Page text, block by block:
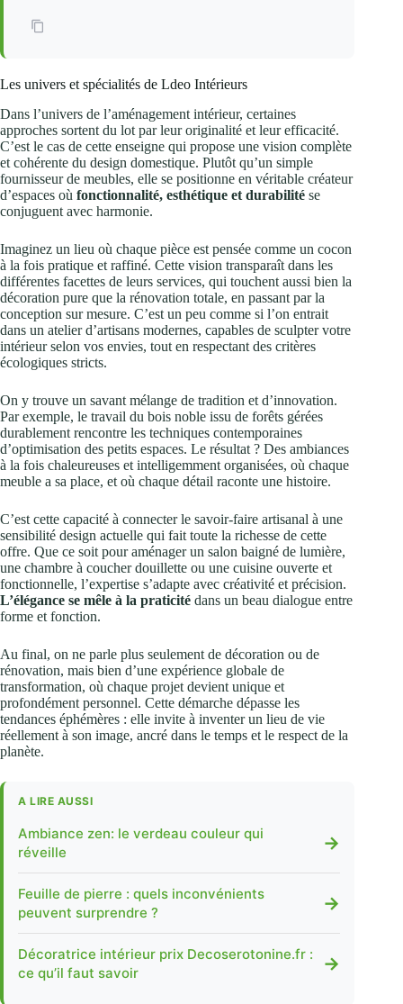
Les univers et spécialités de Ldeo Intérieurs
Dans l’univers de l’aménagement intérieur, certaines
approches sortent du lot par leur originalité et leur efficacité.
C’est le cas de cette enseigne qui propose une vision complète
et cohérente du design domestique. Plutôt qu’un simple
fournisseur de meubles, elle se positionne en véritable créateur
d’espaces où fonctionnalité, esthétique et durabilité se
conjuguent avec harmonie.
Imaginez un lieu où chaque pièce est pensée comme un cocon
à la fois pratique et raffiné. Cette vision transparaît dans les
différentes facettes de leurs services, qui touchent aussi bien la
décoration pure que la rénovation totale, en passant par la
conception sur mesure. C’est un peu comme si l’on entrait
dans un atelier d’artisans modernes, capables de sculpter votre
intérieur selon vos envies, tout en respectant des critères
écologiques stricts.
On y trouve un savant mélange de tradition et d’innovation.
Par exemple, le travail du bois noble issu de forêts gérées
durablement rencontre les techniques contemporaines
d’optimisation des petits espaces. Le résultat ? Des ambiances
à la fois chaleureuses et intelligemment organisées, où chaque
meuble a sa place, et où chaque détail raconte une histoire.
C’est cette capacité à connecter le savoir-faire artisanal à une
sensibilité design actuelle qui fait toute la richesse de cette
offre. Que ce soit pour aménager un salon baigné de lumière,
une chambre à coucher douillette ou une cuisine ouverte et
fonctionnelle, l’expertise s’adapte avec créativité et précision.
L’élégance se mêle à la praticité dans un beau dialogue entre
forme et fonction.
Au final, on ne parle plus seulement de décoration ou de
rénovation, mais bien d’une expérience globale de
transformation, où chaque projet devient unique et
profondément personnel. Cette démarche dépasse les
tendances éphémères : elle invite à inventer un lieu de vie
réellement à son image, ancré dans le temps et le respect de la
planète.
A LIRE AUSSI
Ambiance zen: le verdeau couleur qui
réveille
→
Feuille de pierre : quels inconvénients
peuvent surprendre ?
→
Décoratrice intérieur prix Decoserotonine.fr :
ce qu’il faut savoir
→